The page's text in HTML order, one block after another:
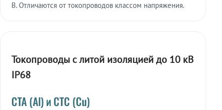
В. Отличаются от токопроводов классом напряжения.
Токопроводы с литой изоляцией до 10 кВ
IP68
СТА (Al) и СТС (Cu)